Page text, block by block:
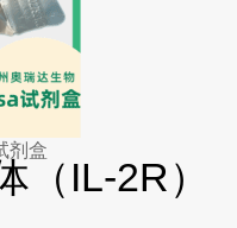
剂盒
（IL-2R）